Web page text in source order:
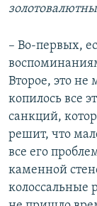
– Во-первых,
Второе, это не
копилось все
санкций,
решит, что
все его
каменной
колоссальные